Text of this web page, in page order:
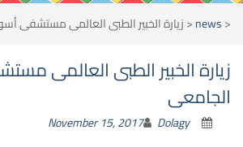
<
news
<زيارة الخبير الطبى العالمى مستشفى
زيارة الخبير الطبى العالمى
الجامعى
November 15, 2017 Dolagy